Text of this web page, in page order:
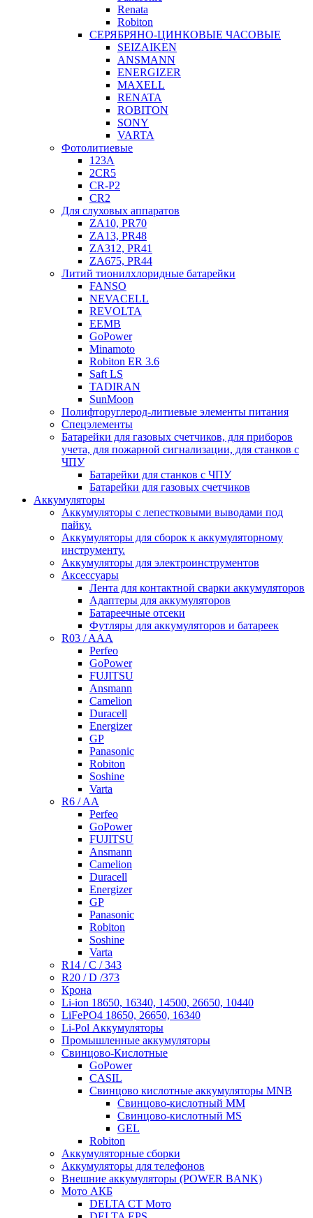
Renata
Robiton
СЕРЯБРЯНО-ЦИНКОВЫЕ ЧАСОВЫЕ
SEIZAIKEN
ANSMANN
ENERGIZER
MAXELL
RENATA
ROBITON
SONY
VARTA
Фотолитиевые
123A
2CR5
CR-P2
CR2
Для слуховых аппаратов
ZA10, PR70
ZA13, PR48
ZA312, PR41
ZA675, PR44
Литий тионилхлоридные батарейки
FANSO
NEVACELL
REVOLTA
EEMB
GoPower
Minamoto
Robiton ER 3.6
Saft LS
TADIRAN
SunMoon
Полифторуглерод-литиевые элементы питания
Спецэлементы
Батарейки для газовых счетчиков, для приборов
учета, для пожарной сигнализации, для станков с
ЧПУ
Батарейки для станков с ЧПУ
Батарейки для газовых счетчиков
Аккумуляторы
Аккумуляторы с лепестковыми выводами под
пайку.
Аккумуляторы для сборок к аккумуляторному
инструменту.
Аккумуляторы для электроинструментов
Аксессуары
Лента для контактной сварки аккумуляторов
Адаптеры для аккумуляторов
Батареечные отсеки
Футляры для аккумуляторов и батареек
R03 / AAA
Perfeo
GoPower
FUJITSU
Ansmann
Camelion
Duracell
Energizer
GP
Panasonic
Robiton
Soshine
Varta
R6 / AA
Perfeo
GoPower
FUJITSU
Ansmann
Camelion
Duracell
Energizer
GP
Panasonic
Robiton
Soshine
Varta
R14 / C / 343
R20 / D /373
Крона
Li-ion 18650, 16340, 14500, 26650, 10440
LiFePO4 18650, 26650, 16340
Li-Pol Аккумуляторы
Промышленные аккумуляторы
Свинцово-Кислотные
GoPower
CASIL
Свинцово кислотные аккумуляторы MNB
Cвинцово-кислотный MM
Cвинцово-кислотный MS
GEL
Robiton
Аккумуляторные сборки
Аккумуляторы для телефонов
Внешние аккумуляторы (POWER BANK)
Мото АКБ
DELTA CT Мото